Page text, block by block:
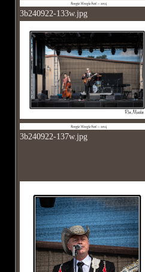
3b240922-133w.jpg
3b240922-137w.jpg